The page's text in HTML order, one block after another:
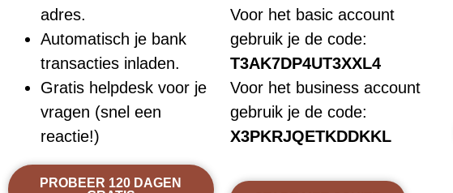
adres.
Automatisch je bank
transacties inladen.
Gratis helpdesk voor je
vragen (snel een
reactie!)
PROBEER 120 DAGEN
Voor het basic account
gebruik je de code:
T3AK7DP4UT3XXL4
Voor het business account
gebruik je de code:
X3PKRJQETKDDKKL